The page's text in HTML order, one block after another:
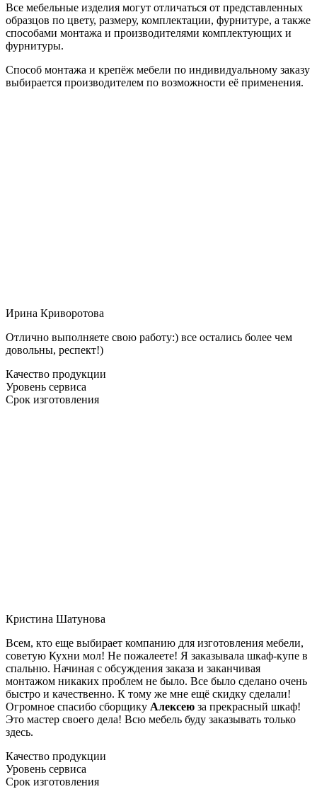
Все мебельные изделия могут отличаться от представленных
образцов по цвету, размеру, комплектации, фурнитуре, а также
способами монтажа и производителями комплектующих и
фурнитуры.
Способ монтажа и крепёж мебели по индивидуальному заказу
выбирается производителем по возможности её применения.
Ирина Криворотова
Отлично выполняете свою работу:) все остались более чем
довольны, респект!)
Качество продукции
Уровень сервиса
Срок изготовления
Кристина Шатунова
Всем, кто еще выбирает компанию для изготовления мебели,
советую Кухни мол! Не пожалеете! Я заказывала шкаф-купе в
спальню. Начиная с обсуждения заказа и заканчивая
монтажом никаких проблем не было. Все было сделано очень
быстро и качественно. К тому же мне ещё скидку сделали!
Огромное спасибо сборщику Алексею за прекрасный шкаф!
Это мастер своего дела! Всю мебель буду заказывать только
здесь.
Качество продукции
Уровень сервиса
Срок изготовления